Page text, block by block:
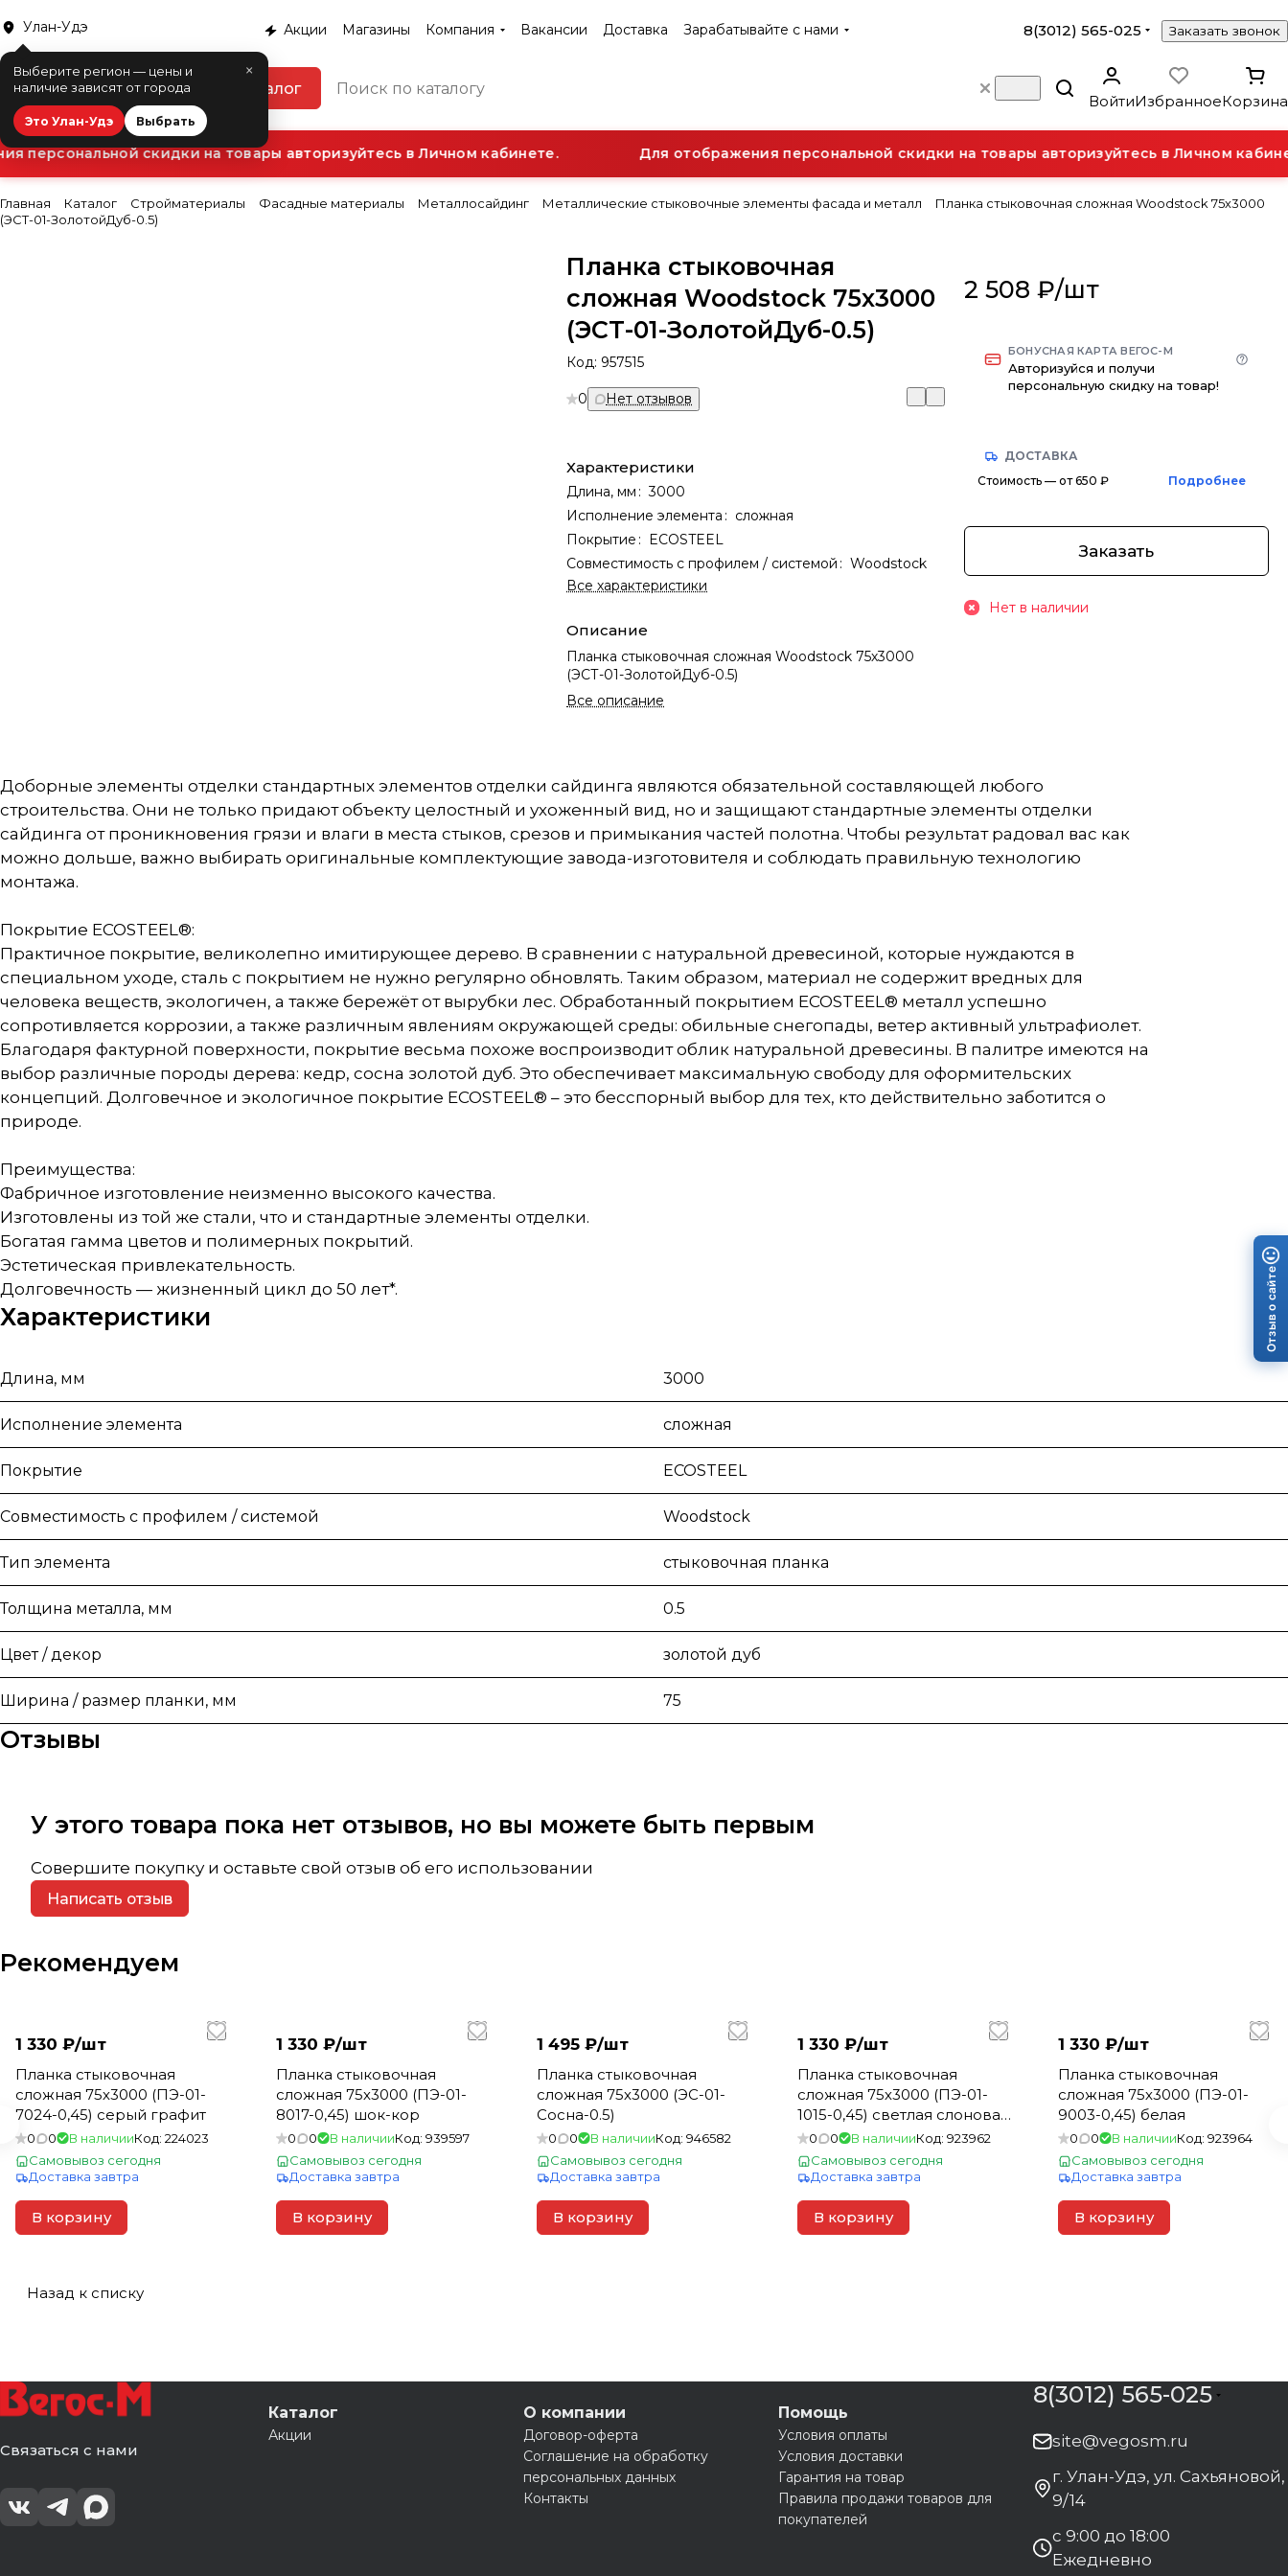
Улан-Удэ
×
Выберите регион — цены и
наличие зависят от города
Это Улан-Удэ Выбрать
Акции Магазины Компания Вакансии Доставка Зарабатывайте с нами 8(3012) 565-025 Заказать звонок
Каталог
ВойтиИзбранноеКорзина
персональной скидки на товары авторизуйтесь в Личном кабинете. Для отображения персональной скидки на товары авторизуйтесь в Личном
Главная Каталог Стройматериалы Фасадные материалы Металлосайдинг Металлические стыковочные элементы фасада и металл
Планка стыковочная сложная Woodstock 75х3000
(ЭСТ-01-ЗолотойДуб-0.5)
Планка стыковочная
сложная Woodstock 75х3000
(ЭСТ-01-ЗолотойДуб-0.5)
Код: 957515
0 Нет отзывов
Характеристики
Длина, мм : 3000
Исполнение элемента : сложная
Покрытие : ECOSTEEL
Совместимость с профилем / системой : Woodstock
Все характеристики
Описание
Планка стыковочная сложная Woodstock 75х3000
(ЭСТ-01-ЗолотойДуб-0.5)
Все описание
2 508 ₽/шт
БОНУСНАЯ КАРТА ВЕГОС-М
Авторизуйся и получи
персональную скидку на товар!
ДОСТАВКА
Стоимость — от 650 ₽
Подробнее
Заказать
Нет в наличии
Доборные элементы отделки стандартных элементов отделки сайдинга являются обязательной составляющей любого
строительства. Они не только придают объекту целостный и ухоженный вид, но и защищают стандартные элементы отделки
сайдинга от проникновения грязи и влаги в места стыков, срезов и примыкания частей полотна. Чтобы результат радовал вас как
можно дольше, важно выбирать оригинальные комплектующие завода-изготовителя и соблюдать правильную технологию
монтажа.
Покрытие ECOSTEEL®:
Практичное покрытие, великолепно имитирующее дерево. В сравнении с натуральной древесиной, которые нуждаются в
специальном уходе, сталь с покрытием не нужно регулярно обновлять. Таким образом, материал не содержит вредных для
человека веществ, экологичен, а также бережёт от вырубки лес. Обработанный покрытием ECOSTEEL® металл успешно
сопротивляется коррозии, а также различным явлениям окружающей среды: обильные снегопады, ветер активный ультрафиолет.
Благодаря фактурной поверхности, покрытие весьма похоже воспроизводит облик натуральной древесины. В палитре имеются на
выбор различные породы дерева: кедр, сосна золотой дуб. Это обеспечивает максимальную свободу для оформительских
концепций. Долговечное и экологичное покрытие ECOSTEEL® – это бесспорный выбор для тех, кто действительно заботится о
природе.
Преимущества:
Фабричное изготовление неизменно высокого качества.
Изготовлены из той же стали, что и стандартные элементы отделки.
Богатая гамма цветов и полимерных покрытий.
Эстетическая привлекательность.
Долговечность — жизненный цикл до 50 лет*.
Характеристики
Длина, мм 3000
Исполнение элемента сложная
Покрытие ECOSTEEL
Совместимость с профилем / системой Woodstock
Тип элемента стыковочная планка
Толщина металла, мм 0.5
Цвет / декор золотой дуб
Ширина / размер планки, мм 75
Отзывы
У этого товара пока нет отзывов, но вы можете быть первым
Совершите покупку и оставьте свой отзыв об его использовании
Написать отзыв
Рекомендуем
1 330 ₽/шт
Планка стыковочная
сложная 75х3000 (ПЭ-01-
7024-0,45) серый графит
0 0 В наличииКод: 224023
Самовывоз сегодня
Доставка завтра
В корзину
1 330 ₽/шт
Планка стыковочная
сложная 75х3000 (ПЭ-01-
8017-0,45) шок-кор
0 0 В наличииКод: 939597
Самовывоз сегодня
Доставка завтра
В корзину
1 495 ₽/шт
Планка стыковочная
сложная 75х3000 (ЭС-01-
Сосна-0.5)
0 0 В наличииКод: 946582
Самовывоз сегодня
Доставка завтра
В корзину
1 330 ₽/шт
Планка стыковочная
сложная 75х3000 (ПЭ-01-
1015-0,45) светлая слоновая
кость
0 0 В наличииКод: 923962
Самовывоз сегодня
Доставка завтра
В корзину
1 330 ₽/шт
Планка стыковочная
сложная 75х3000 (ПЭ-01-
9003-0,45) белая
0 0 В наличииКод: 923964
Самовывоз сегодня
Доставка завтра
В корзину
Назад к списку
Связаться с нами
Каталог
Акции
О компании
Договор-оферта
Соглашение на обработку
персональных данных
Контакты
Помощь
Условия оплаты
Условия доставки
Гарантия на товар
Правила продажи товаров для
покупателей
8(3012) 565-025
site@vegosm.ru
г. Улан-Удэ, ул. Сахьяновой,
9/14
с 9:00 до 18:00
Ежедневно
Отзыв о сайте